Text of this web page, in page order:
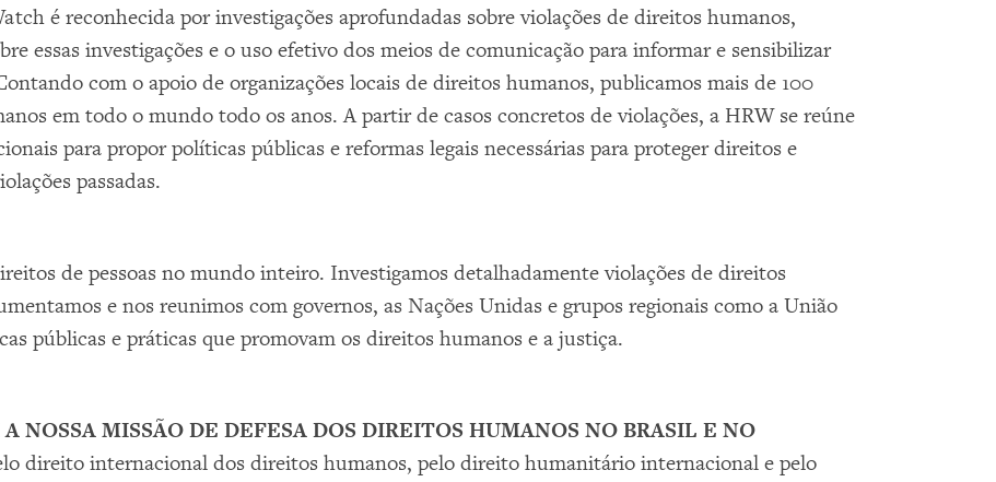
é reconhecida por investigações aprofundadas sobre violações de direitos humanos,
essas investigações e o uso efetivo dos meios de comunicação para informar e sensibilizar
com o apoio de organizações locais de direitos humanos, publicamos mais de 100
em todo o mundo todo os anos. A partir de casos concretos de violações, a HRW se reúne
para propor políticas públicas e reformas legais necessárias para proteger direitos e
passadas.
de pessoas no mundo inteiro. Investigamos detalhadamente violações de direitos
e nos reunimos com governos, as Nações Unidas e grupos regionais como a União
públicas e práticas que promovam os direitos humanos e a justiça.
NOSSA MISSÃO DE DEFESA DOS DIREITOS HUMANOS NO BRASIL E NO
direito internacional dos direitos humanos, pelo direito humanitário internacional e pelo